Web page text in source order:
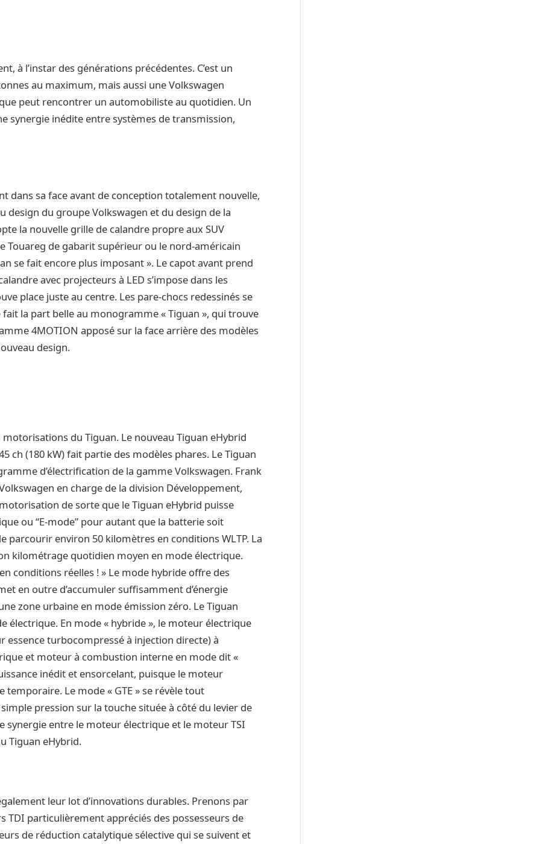
à l’instar des générations précédentes. C’est un
au maximum, mais aussi une Volkswagen
peut rencontrer un automobiliste au quotidien. Un
synergie inédite entre systèmes de transmission,
dans sa face avant de conception totalement nouvelle,
design du groupe Volkswagen et du design de la
la nouvelle grille de calandre propre aux SUV
Touareg de gabarit supérieur ou le nord-américain
se fait encore plus imposant ». Le capot avant prend
avec projecteurs à LED s’impose dans les
place juste au centre. Les pare-chocs redessinés se
la part belle au monogramme « Tiguan », qui trouve
4MOTION apposé sur la face arrière des modèles
design.
du Tiguan. Le nouveau Tiguan eHybrid
ch (180 kW) fait partie des modèles phares. Le Tiguan
d’électrification de la gamme Volkswagen. Frank
en charge de la division Développement,
de sorte que le Tiguan eHybrid puisse
ou “E-mode” pour autant que la batterie soit
environ 50 kilomètres en conditions WLTP. La
kilométrage quotidien moyen en mode électrique.
conditions réelles ! » Le mode hybride offre des
en outre d’accumuler suffisamment d’énergie
zone urbaine en mode émission zéro. Le Tiguan
électrique. En mode « hybride », le moteur électrique
turbocompressé à injection directe) à
et moteur à combustion interne en mode dit «
inédit et ensorcelant, puisque le moteur
Le mode « GTE » se révèle tout
pression sur la touche située à côté du levier de
synergie entre le moteur électrique et le moteur TSI
Tiguan eHybrid.
leur lot d’innovations durables. Prenons par
TDI particulièrement appréciés des possesseurs de
de réduction catalytique sélective qui se suivent et